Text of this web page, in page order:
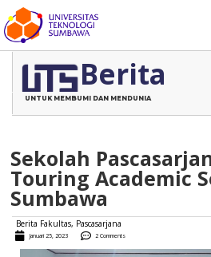
Berita
UNTUK MEMBUMI DAN MENDUNIA
Sekolah
Touring Academic
Sumbawa
Berita Fakultas, Pascasarjana
Januari 25, 2023 2 Comments